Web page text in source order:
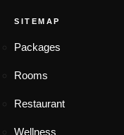
SITEMAP
Packages
Rooms
Restaurant
Wellness